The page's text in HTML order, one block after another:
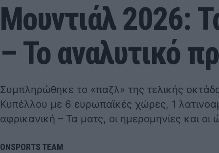
Μουντιάλ 2026:
– Το αναλυτικό
Συμπληρώθηκε το «παζλ» της τελικής
Κυπέλλου με 6 ευρωπαϊκές χώρες, 1
αφρικανική – Τα ματς, οι ημερομηνίες και οι
ONSPORTS TEAM